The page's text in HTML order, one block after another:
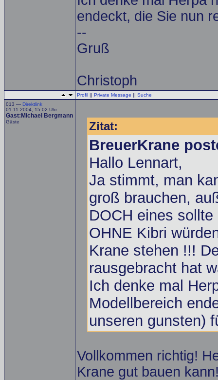
endeckt, die Sie nun
--
Gruß
Christoph
Profil || Private Message || Suche
013 — Direktlink
01.11.2004, 15:02 Uhr
Gast:Michael Bergmann
Gäste Zitat:
BreuerKrane
Hallo Lennart,
Ja stimmt, man
groß brauchen,
DOCH eines
OHNE Kibri
Krane stehen !!!
rausgebracht hat
Ich denke mal
Modellbereich
unseren gunsten)
Vollkommen richtig!
Krane gut bauen